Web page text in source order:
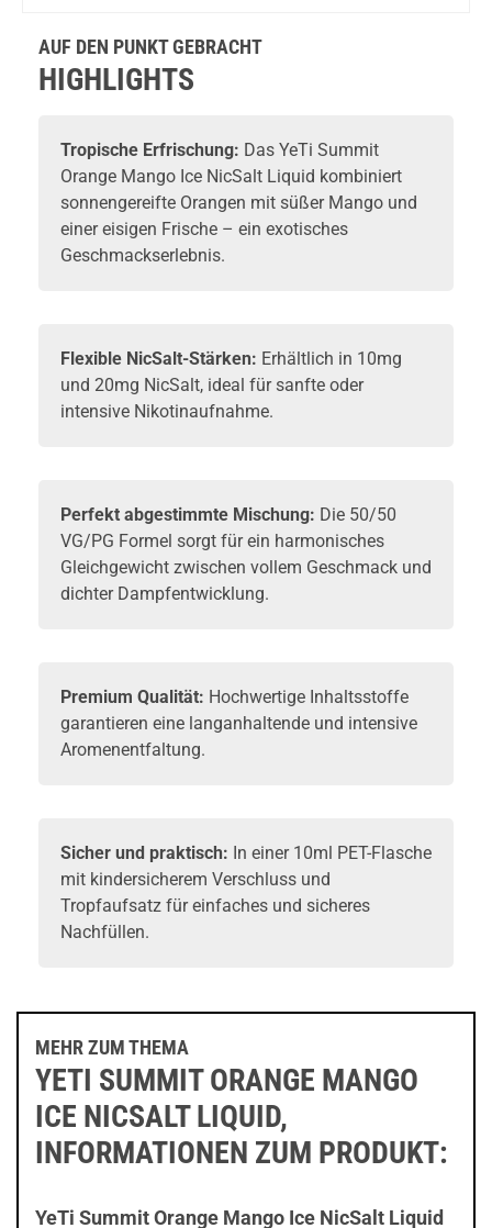
AUF DEN PUNKT GEBRACHT
HIGHLIGHTS
Tropische Erfrischung: Das YeTi Summit
Orange Mango Ice NicSalt Liquid kombiniert
sonnengereifte Orangen mit süßer Mango und
einer eisigen Frische – ein exotisches
Geschmackserlebnis.
Flexible NicSalt-Stärken: Erhältlich in 10mg
und 20mg NicSalt, ideal für sanfte oder
intensive Nikotinaufnahme.
Perfekt abgestimmte Mischung: Die 50/50
VG/PG Formel sorgt für ein harmonisches
Gleichgewicht zwischen vollem Geschmack und
dichter Dampfentwicklung.
Premium Qualität: Hochwertige Inhaltsstoffe
garantieren eine langanhaltende und intensive
Aromenentfaltung.
Sicher und praktisch: In einer 10ml PET-Flasche
mit kindersicherem Verschluss und
Tropfaufsatz für einfaches und sicheres
Nachfüllen.
MEHR ZUM THEMA
YETI SUMMIT ORANGE MANGO
ICE NICSALT LIQUID,
INFORMATIONEN ZUM PRODUKT:
YeTi Summit Orange Mango Ice NicSalt Liquid